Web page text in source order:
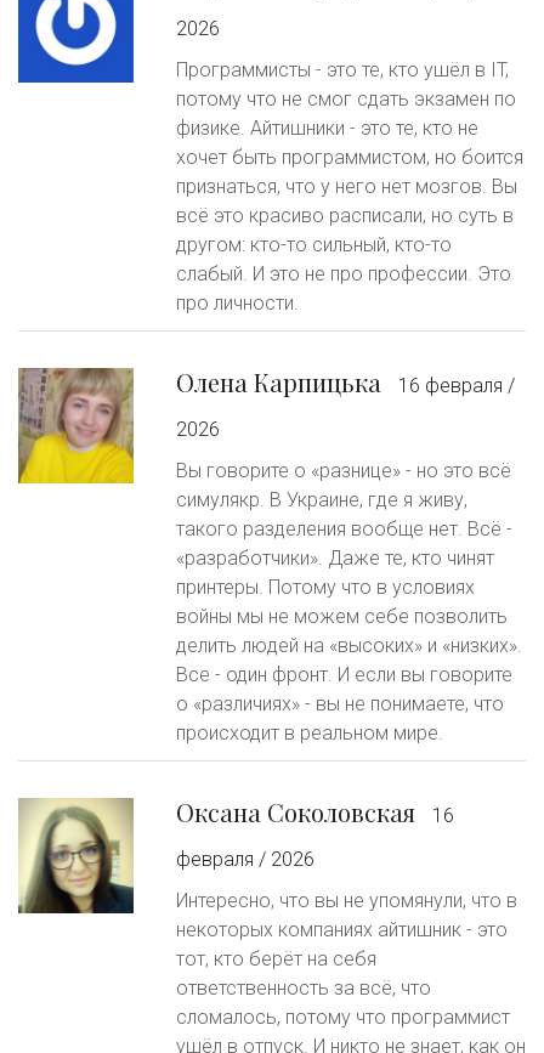
2026
Программисты - это те, кто ушёл в IT,
потому что не смог сдать экзамен по
физике. Айтишники - это те, кто не
хочет быть программистом, но боится
признаться, что у него нет мозгов. Вы
всё это красиво расписали, но суть в
другом: кто-то сильный, кто-то
слабый. И это не про профессии. Это
про личности.
Олена Карпицька
16 февраля /
2026
Вы говорите о «разнице» - но это всё
симулякр. В Украине, где я живу,
такого разделения вообще нет. Всё -
«разработчики». Даже те, кто чинят
принтеры. Потому что в условиях
войны мы не можем себе позволить
делить людей на «высоких» и «низких».
Все - один фронт. И если вы говорите
о «различиях» - вы не понимаете, что
происходит в реальном мире.
Оксана Соколовская
16
февраля / 2026
Интересно, что вы не упомянули, что в
некоторых компаниях айтишник - это
тот, кто берёт на себя
ответственность за всё, что
сломалось, потому что программист
ушёл в отпуск. И никто не знает, как он